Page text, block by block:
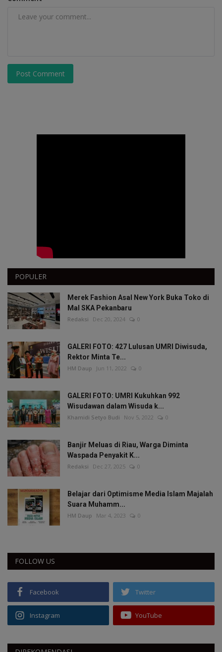
Post Comment
POPULER
Merek Fashion Asal New York Buka Toko di
Mal SKA Pekanbaru
Redaksi Dec 20, 2024 0
GALERI FOTO: 427 Lulusan UMRI Diwisuda,
Rektor Minta Te...
HM Daup Jun 11, 2022 0
GALERI FOTO: UMRI Kukuhkan 992
Wisudawan dalam Wisuda k...
Khamidi Setyo Budi Nov 5, 2022 0
Banjir Meluas di Riau, Warga Diminta
Waspada Penyakit K...
Redaksi Dec 27, 2025 0
Belajar dari Optimisme Media Islam Majalah
Suara Muhamm...
HM Daup Mar 4, 2023 0
FOLLOW US
Facebook Twitter
Instagram YouTube